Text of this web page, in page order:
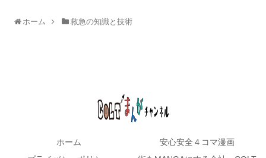
ホーム 救急の知識と技術
ホーム
安心安全４コマ漫画